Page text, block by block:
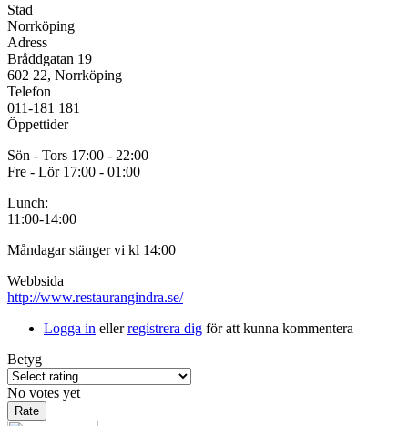
Stad
Norrköping
Adress
Bråddgatan 19
602 22, Norrköping
Telefon
011-181 181
Öppettider
Sön - Tors 17:00 - 22:00
Fre - Lör 17:00 - 01:00
Lunch:
11:00-14:00
Måndagar stänger vi kl 14:00
Webbsida
http://www.restaurangindra.se/
Logga in ellerregistrera dig för att kunna kommentera
Betyg
No votes yet